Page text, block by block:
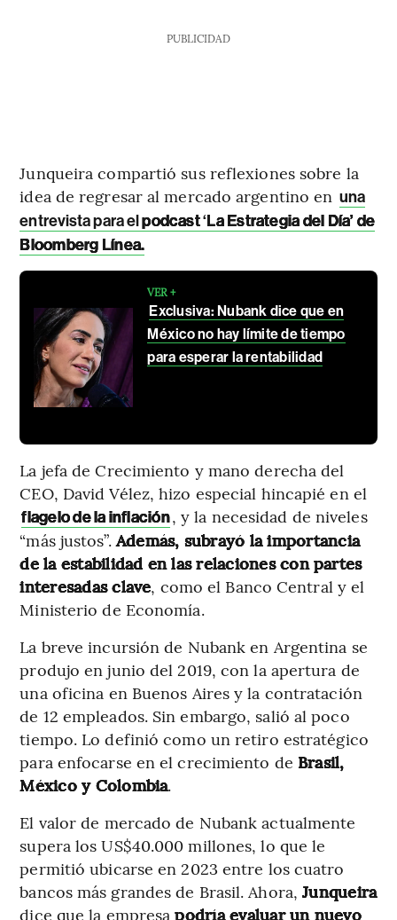
PUBLICIDAD
Junqueira compartió sus reflexiones sobre la
idea de regresar al mercado argentino en una
entrevista para elpodcast‘La Estrategia del Día’ de
Bloomberg Línea.
VER +
Exclusiva: Nubank dice que en
México no hay límite de tiempo
para esperar la rentabilidad
La jefa de Crecimiento y mano derecha del
CEO, David Vélez, hizo especial hincapié en el
flagelo de la inflación, y la necesidad de niveles
“más justos”.Además, subrayó la importancia
de la estabilidad en las relaciones con partes
interesadas clave, como el Banco Central y el
Ministerio de Economía.
La breve incursión de Nubank en Argentina se
produjo en junio del 2019, con la apertura de
una oficina en Buenos Aires y la contratación
de 12 empleados. Sin embargo, salió al poco
tiempo. Lo definió como un retiro estratégico
para enfocarse en el crecimiento de Brasil,
México y Colombia.
El valor de mercado de Nubank actualmente
supera los US$40.000 millones, lo que le
permitió ubicarse en 2023 entre los cuatro
bancos más grandes de Brasil. Ahora,Junqueira
dice que la empresapodría evaluar un nuevo